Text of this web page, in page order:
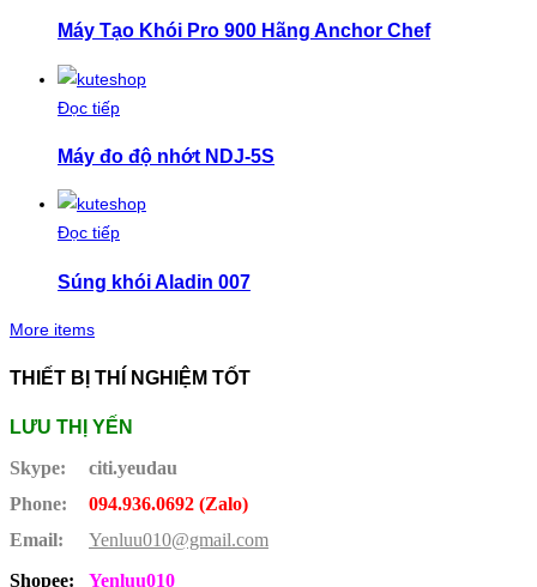
Máy Tạo Khói Pro 900 Hãng Anchor Chef
Đọc tiếp
Máy đo độ nhớt NDJ-5S
Đọc tiếp
Súng khói Aladin 007
More items
THIẾT BỊ THÍ NGHIỆM TỐT
LƯU THỊ YẾN
Skype:
citi.yeudau
Phone:
094.936.0692 (Zalo)
Email:
Yenluu010@gmail.com
Shopee:
Yenluu010